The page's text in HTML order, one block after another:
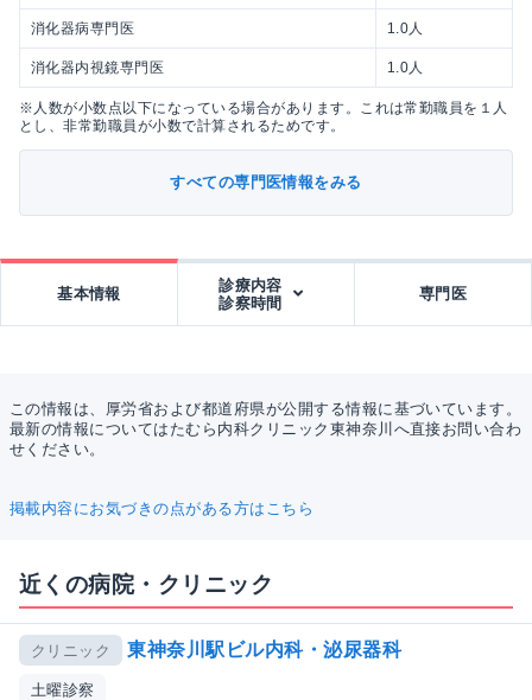
消化器病専門医 1.0人
消化器内視鏡専門医 1.0人
※人数が小数点以下になっている場合があります。これは常勤職員を１人
とし、非常勤職員が小数で計算されるためです。
すべての専門医情報をみる
基本情報
診療内容
診察時間
専門医
この情報は、厚労省および都道府県が公開する情報に基づいています。
最新の情報についてはたむら内科クリニック東神奈川へ直接お問い合わ
せください。
掲載内容にお気づきの点がある方はこちら
近くの病院・クリニック
クリニック 東神奈川駅ビル内科・泌尿器科
土曜診察